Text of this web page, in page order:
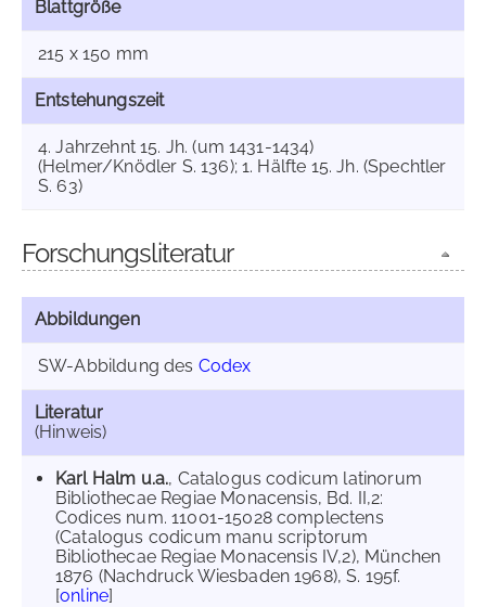
Blattgröße
215 x 150 mm
Entstehungszeit
4. Jahrzehnt 15. Jh. (um 1431-1434)
(Helmer/Knödler S. 136); 1. Hälfte 15. Jh. (Spechtler
S. 63)
Forschungsliteratur
Abbildungen
SW-Abbildung des Codex
Literatur
(Hinweis)
Karl Halm u.a., Catalogus codicum latinorum
Bibliothecae Regiae Monacensis, Bd. II,2:
Codices num. 11001-15028 complectens
(Catalogus codicum manu scriptorum
Bibliothecae Regiae Monacensis IV,2), München
1876 (Nachdruck Wiesbaden 1968), S. 195f.
[online]